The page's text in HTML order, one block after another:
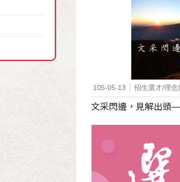
105-05-13 招生選才/理念
文采閃邊，見解出頭